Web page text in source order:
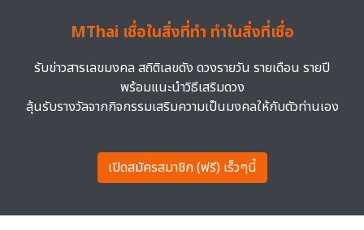
MThai เชื่อในสิ่งที่ทำ ทำในสิ่งที่เชื่อ
รับข่าวสารเลขมงคล สถิติเลขดัง ดวงรายวัน รายเดือน รายปี
พร้อมแนะนำวิธีเสริมดวง
ลุ้นรับรางวัลจากกิจกรรมเสริมความเป็นมงคลให้กับตัวท่านเอง
เปิดสมัครสมาชิก (ฟรี) เร็วๆนี้